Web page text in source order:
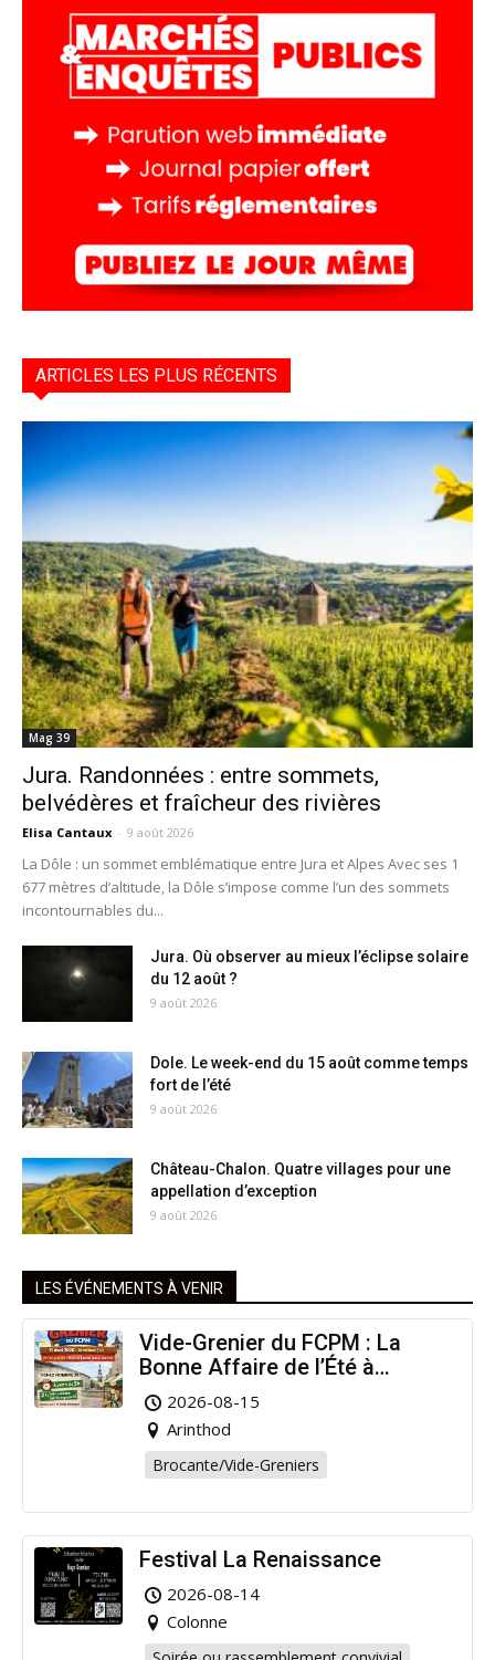
ARTICLES LES PLUS RÉCENTS
Mag 39
Jura. Randonnées : entre sommets,
belvédères et fraîcheur des rivières
Elisa Cantaux - 9 août 2026
La Dôle : un sommet emblématique entre Jura et Alpes Avec ses 1
677 mètres d’altitude, la Dôle s’impose comme l’un des sommets
incontournables du...
Jura. Où observer au mieux l’éclipse solaire
du 12 août ?
9 août 2026
Dole. Le week-end du 15 août comme temps
fort de l’été
9 août 2026
Château-Chalon. Quatre villages pour une
appellation d’exception
9 août 2026
LES ÉVÉNEMENTS À VENIR
Vide-Grenier du FCPM : La
Bonne Affaire de l’Été à
Arinthod !
2026-08-15
Arinthod
Brocante/Vide-Greniers
Festival La Renaissance
2026-08-14
Colonne